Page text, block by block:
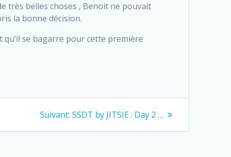
très belles choses , Benoit ne pouvait
la bonne décision.
se bagarre pour cette première
Suivant: Next
SSDT by JITSIE : Day 2 …